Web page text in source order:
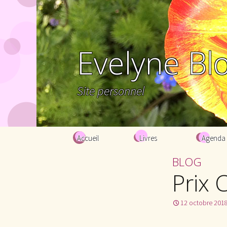
Evelyne
Site personnel
Aller au contenu principal
Accueil Livres Agenda
BLOG
Prix
12 octobre 2018